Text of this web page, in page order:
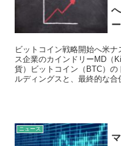
ビットコイン戦略開始へ米
ス企業のカインドリーMD（
貨）ビットコイン（BTC）
ルディングスと、最終的な合
ニュース